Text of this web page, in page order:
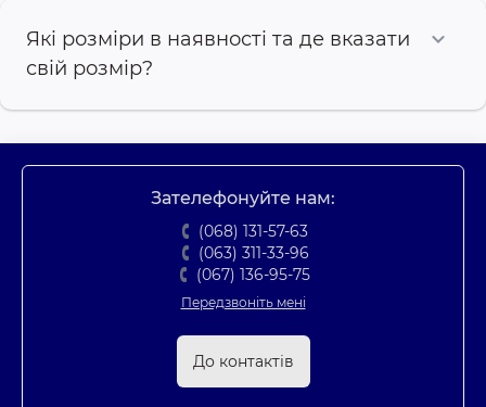
Які розміри в наявності та де вказати
свій розмір?
Зателефонуйте нам:
(068) 131-57-63
(063) 311-33-96
(067) 136-95-75
Передзвоніть мені
До контактів